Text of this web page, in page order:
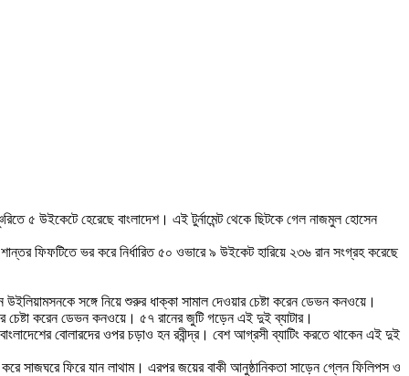
৫ উইকেটে হেরেছে বাংলাদেশ। এই টুর্নামেন্ট থেকে ছিটকে গেল নাজমুল হোসেন
ফিফটিতে ভর করে নির্ধারিত ৫০ ওভারে ৯ উইকেট হারিয়ে ২৩৬ রান সংগ্রহ করেছে
সঙ্গে নিয়ে শুরুর ধাক্কা সামাল দেওয়ার চেষ্টা করেন ডেভন কনওয়ে।
চেষ্টা করেন ডেভন কনওয়ে। ৫৭ রানের জুটি গড়েন এই দুই ব্যাটার।
বোলারদের ওপর চড়াও হন রবীন্দ্র। বেশ আগ্রসী ব্যাটিং করতে থাকেন এই দুই
সাজঘরে ফিরে যান লাথাম। এরপর জয়ের বাকী আনুষ্ঠানিকতা সাড়েন গ্লেন ফিলিপস ও